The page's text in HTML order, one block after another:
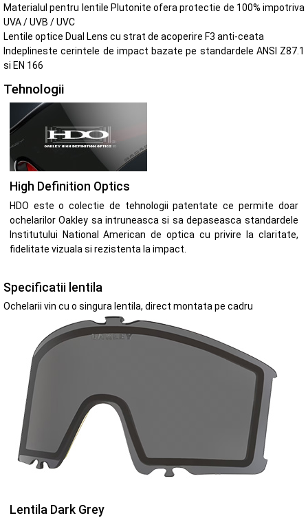
Materialul pentru lentile Plutonite ofera protectie de 100% impotriva
UVA / UVB / UVC
Lentile optice Dual Lens cu strat de acoperire F3 anti-ceata
Indeplineste cerintele de impact bazate pe standardele ANSI Z87.1
si EN 166
Tehnologii
High Definition Optics
HDO este o colectie de tehnologii patentate ce permite doar
ochelarilor Oakley sa intruneasca si sa depaseasca standardele
Institutului National American de optica cu privire la claritate,
fidelitate vizuala si rezistenta la impact.
Specificatii lentila
Ochelarii vin cu o singura lentila, direct montata pe cadru
Lentila Dark Grey